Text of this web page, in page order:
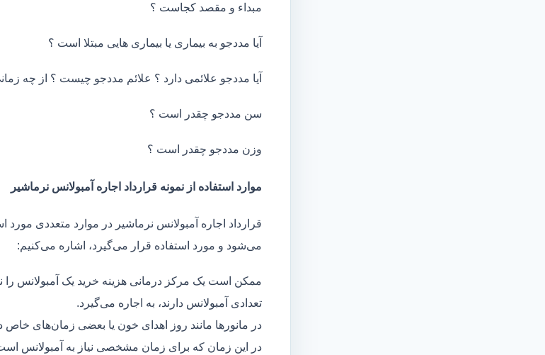
مبداء و مقصد کجاست ؟
آیا مددجو به بیماری یا بیماری هایی مبتلا است ؟
آیا مددجو علائمی دارد ؟ علائم مددجو چیست ؟ از چه
سن مددجو چقدر است ؟
وزن مددجو چقدر است ؟
موارد استفاده از نمونه قرارداد اجاره آمبولانس نرماشیر
قرارداد اجاره آمبولانس نرماشیر در موارد متعددی مورد
می‌شود و مورد استفاده قرار می‌گیرد، اشاره می‌کنیم:
ممکن است یک مرکز درمانی هزینه خرید یک آمبولانس را
تعدادی آمبولانس دارند، به اجاره می‌گیرد.
در مانور‌ها مانند روز اهدای خون یا بعضی زمان‌های
در این زمان که برای زمان مشخصی نیاز به آمبولانس